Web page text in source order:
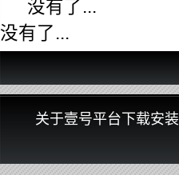
没有了...
没有了...
关于壹号平台下载安装